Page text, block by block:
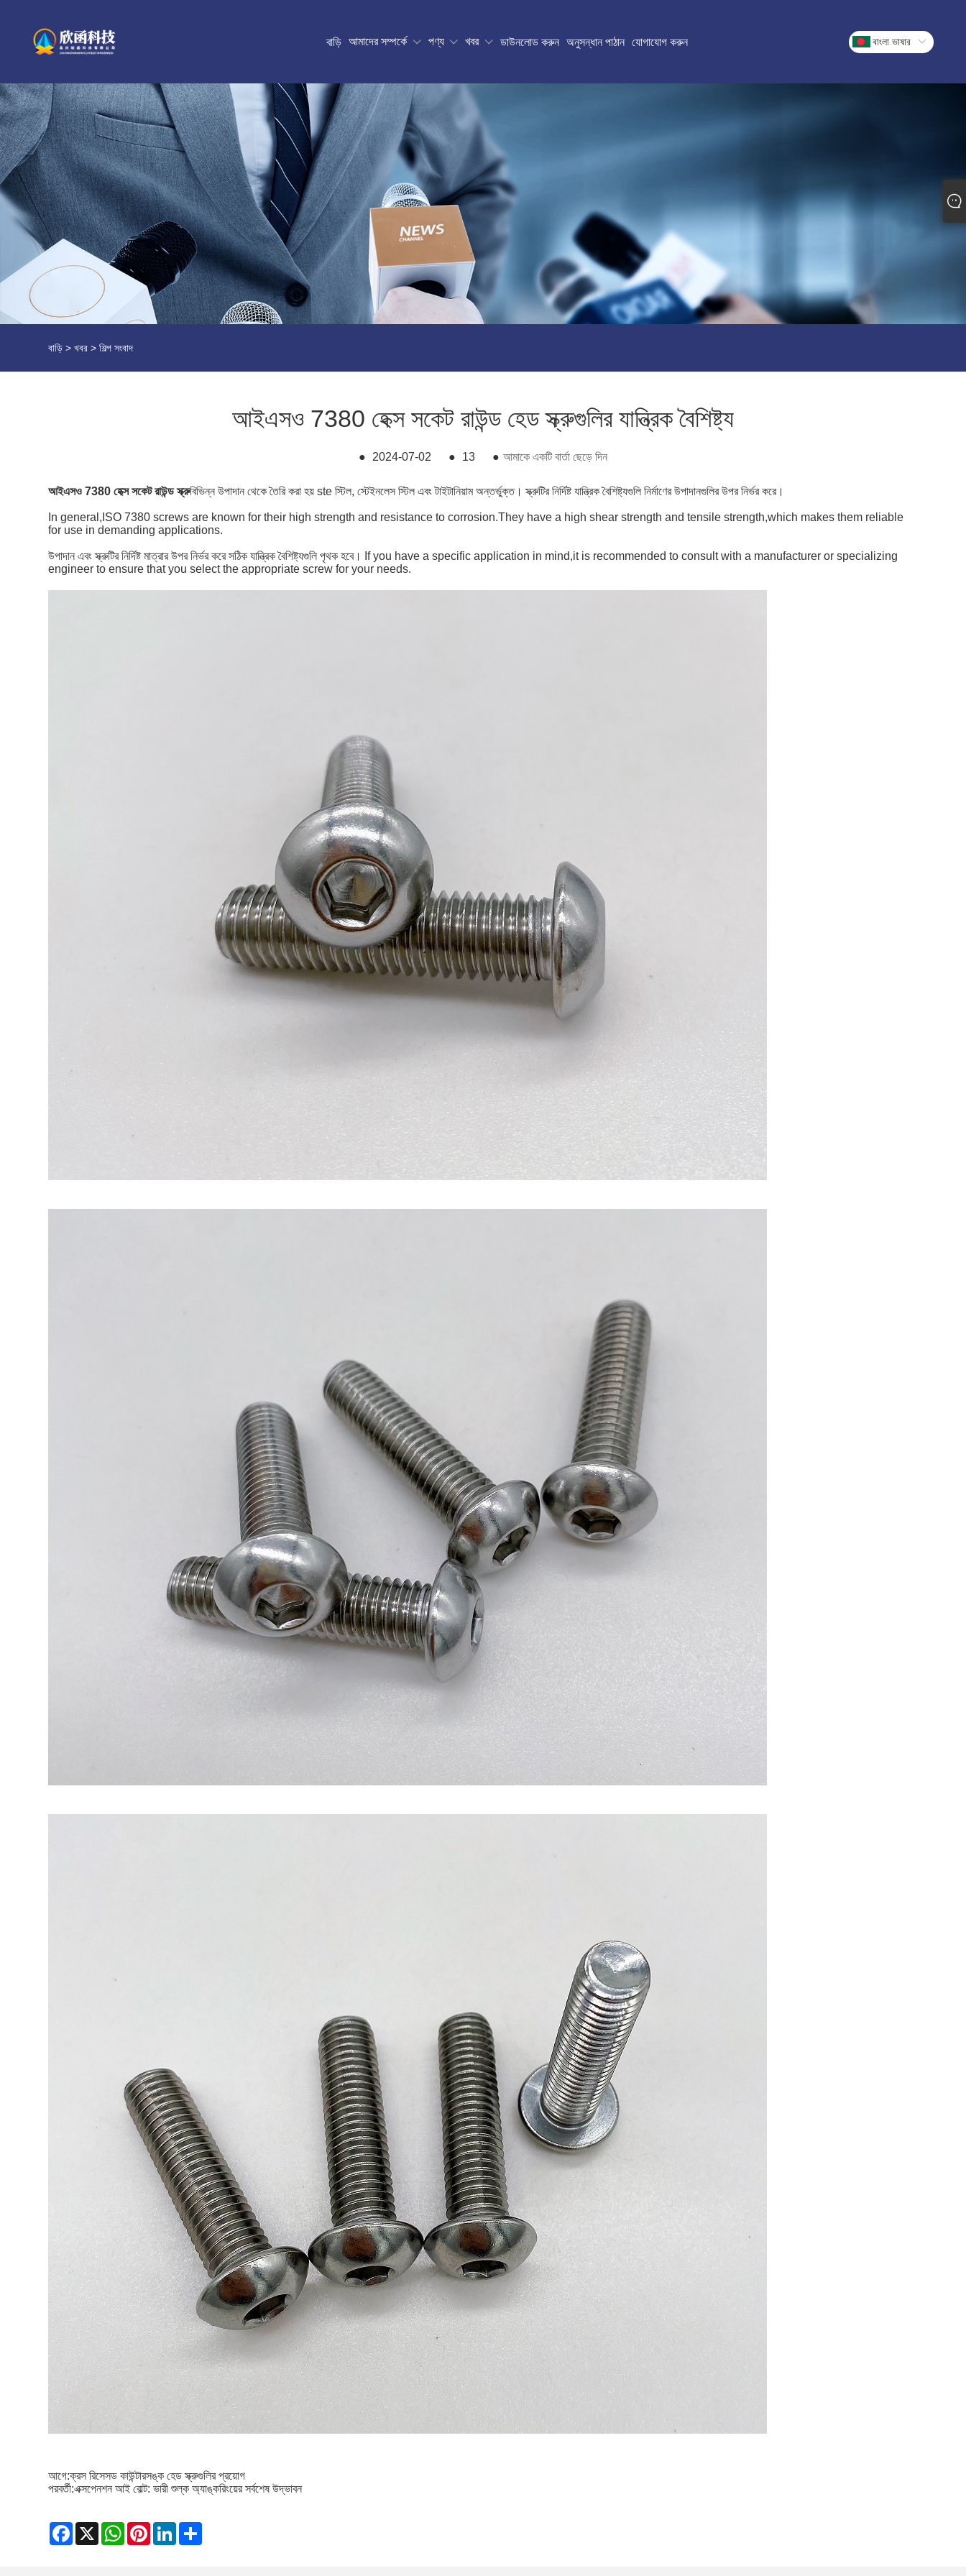
বাড়ি আমাদের সম্পর্কে পণ্য খবর ডাউনলোড করুন অনুসন্ধান পাঠান যোগাযোগ করুন বাংলা ভাষার
বাড়ি > খবর >শিল্প সংবাদ
আইএসও 7380 হেক্স সকেট রাউন্ড হেড স্ক্রুগুলির যান্ত্রিক বৈশিষ্ট্য
● 2024-07-02 ● 13 ● আমাকে একটি বার্তা ছেড়ে দিন
আইএসও 7380 হেক্স সকেট রাউন্ড স্ক্রুবিভিন্ন উপাদান থেকে তৈরি করা হয় ste স্টিল, স্টেইনলেস স্টিল এবং টাইটানিয়াম অন্তর্ভুক্ত। স্ক্রুটির নির্দিষ্ট যান্ত্রিক বৈশিষ্ট্যগুলি নির্মাণের উপাদানগুলির উপর নির্ভর করে।
In general,ISO 7380 screws are known for their high strength and resistance to corrosion.They have a high shear strength and tensile strength,which makes them reliable
for use in demanding applications.
উপাদান এবং স্ক্রুটির নির্দিষ্ট মাত্রার উপর নির্ভর করে সঠিক যান্ত্রিক বৈশিষ্ট্যগুলি পৃথক হবে। If you have a specific application in mind,it is recommended to consult with a manufacturer or specializing
engineer to ensure that you select the appropriate screw for your needs.
আগে:ক্রস রিসেসড কাউন্টারসঙ্ক হেড স্ক্রুগুলির প্রয়োগ
পরবর্তী:এক্সপেনশন আই বোল্ট: ভারী শুল্ক অ্যাঙ্করিংয়ের সর্বশেষ উদ্ভাবন
Facebook
X WhatsApp
PinterestLinkedIn